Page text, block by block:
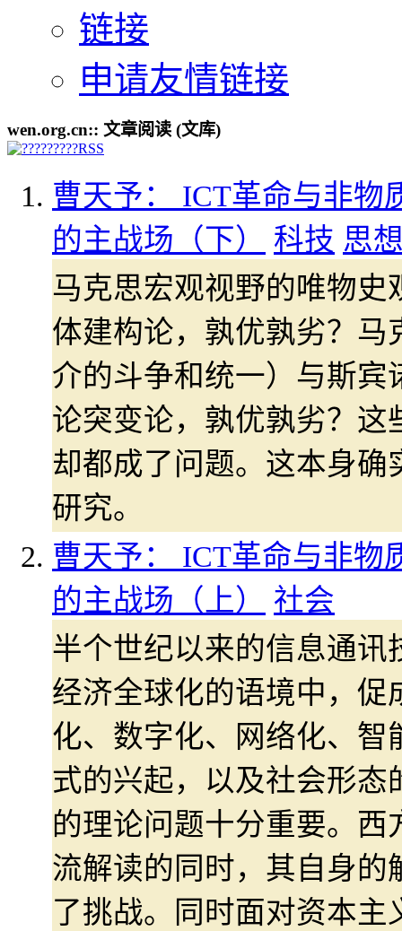
链接
申请友情链接
wen.org.cn:: 文章阅读 (文库)
曹天予： ICT革命与非物
的主战场（下）
科技 思
马克思宏观视野的唯物
体建构论，孰优孰劣？
介的斗争和统一）与斯
论突变论，孰优孰劣？
却都成了问题。这本身
研究。
曹天予： ICT革命与非物
的主战场（上）
社会
半个世纪以来的信息通
经济全球化的语境中，
化、数字化、网络化、
式的兴起，以及社会形
的理论问题十分重要。
流解读的同时，其自身
了挑战。同时面对资本